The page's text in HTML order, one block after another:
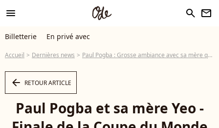
menu search newsletter
Billetterie En privé avec
Accueil Dernières news Paul Pogba : Grosse ambiance avec sa mère qui danse sur Vegedream
arrow_left RETOUR ARTICLE
Paul Pogba et sa mère Yeo -